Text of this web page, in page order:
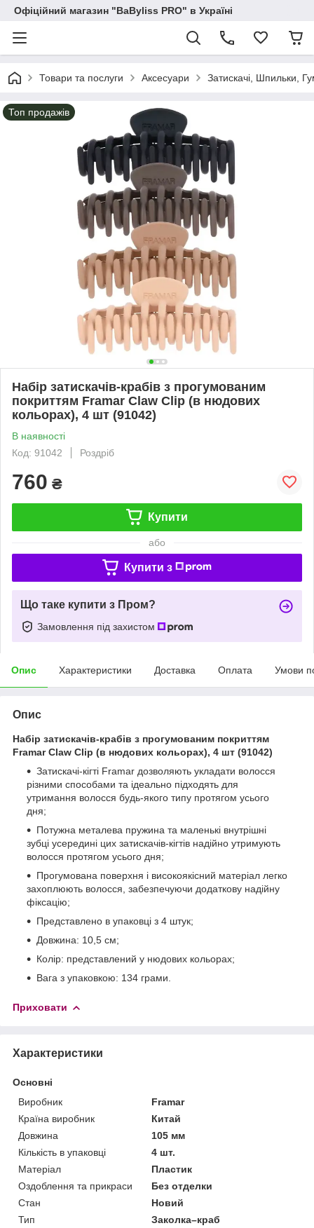
Офіційний магазин "BaByliss PRO" в Україні
Товари та послуги Аксесуари Затискачі, Шпильки,
Топ продажів
Набір затискачів-крабів з прогумованим
покриттям Framar Claw Clip (в нюдових
кольорах), 4 шт (91042)
В наявності
Код: 91042
Роздріб
760 ₴
Купити
або
Купити з
Що таке купити з Пром?
Замовлення під захистом
Опис Характеристики Доставка Оплата Умови
Опис
Набір затискачів-крабів з прогумованим покриттям
Framar Claw Clip (в нюдових кольорах), 4 шт (91042)
Затискачі-кігті Framar дозволяють укладати волосся
різними способами та ідеально підходять для
утримання волосся будь-якого типу протягом усього
дня;
Потужна металева пружина та маленькі внутрішні
зубці усередині цих затискачів-кігтів надійно утримують
волосся протягом усього дня;
Прогумована поверхня і високоякісний матеріал легко
захоплюють волосся, забезпечуючи додаткову надійну
фіксацію;
Представлено в упаковці з 4 штук;
Довжина: 10,5 см;
Колір: представлений у нюдових кольорах;
Вага з упаковкою: 134 грами.
Приховати
Характеристики
Основні
Виробник
Framar
Країна виробник
Китай
Довжина
105 мм
Кількість в упаковці
4 шт.
Матеріал
Пластик
Оздоблення та прикраси
Без отделки
Стан
Новий
Тип
Заколка–краб